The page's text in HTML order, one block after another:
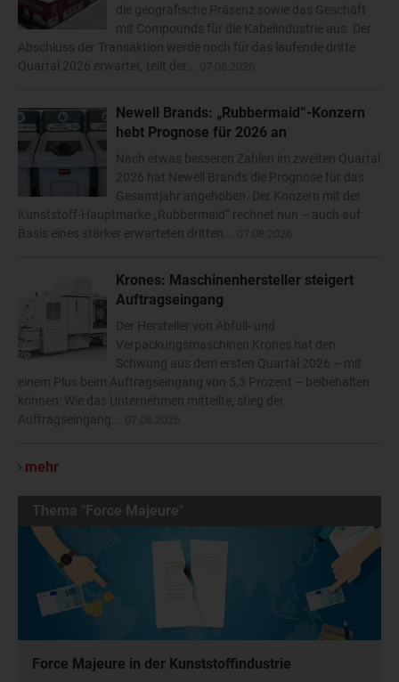
die geografische Präsenz sowie das Geschäft
mit Compounds für die Kabelindustrie aus. Der
Abschluss der Transaktion werde noch für das laufende dritte
Quartal 2026 erwartet, teilt der...
Newell Brands: „Rubbermaid“-Konzern
hebt Prognose für 2026 an
Nach etwas besseren Zahlen im zweiten Quartal
2026 hat Newell Brands die Prognose für das
Gesamtjahr angehoben. Der Konzern mit der
Kunststoff-Hauptmarke „Rubbermaid“ rechnet nun – auch auf
Basis eines stärker erwarteten dritten...
Krones: Maschinenhersteller steigert
Auftragseingang
Der Hersteller von Abfüll- und
Verpackungsmaschinen Krones hat den
Schwung aus dem ersten Quartal 2026 – mit
einem Plus beim Auftragseingang von 5,3 Prozent – beibehalten
können: Wie das Unternehmen mitteilte, stieg der
Auftragseingang...
mehr
Thema "Force Majeure"
Force Majeure in der Kunststoffindustrie